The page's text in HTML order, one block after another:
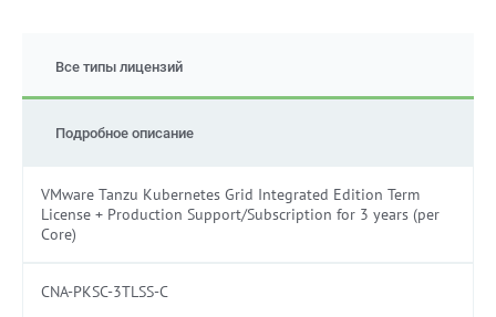
Все типы лицензий
Подробное описание
VMware Tanzu Kubernetes Grid Integrated Edition Term
License + Production Support/Subscription for 3 years (per
Core)
CNA-PKSC-3TLSS-C